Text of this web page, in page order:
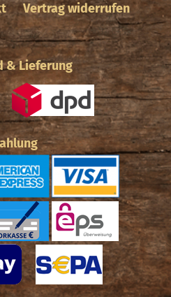
Vertrag widerrufen
& Lieferung